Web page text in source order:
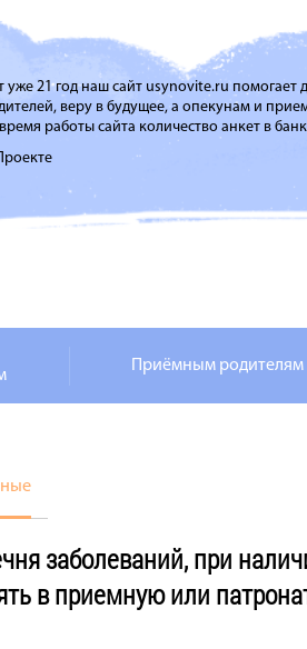
уже 21 год наш сайт usynovite.ru помогает
веру в будущее, а опекунам и
работы сайта количество анкет в
Приёмным родителям
заболеваний, при
в приемную или